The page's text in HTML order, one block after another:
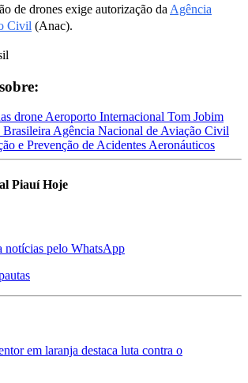
de drones exige autorização da Agência
Civil (Anac).
drone Aeroporto Internacional Tom Jobim
Brasileira Agência Nacional de Aviação Civil
e Prevenção de Acidentes Aeronáuticos
Piauí Hoje
notícias pelo WhatsApp